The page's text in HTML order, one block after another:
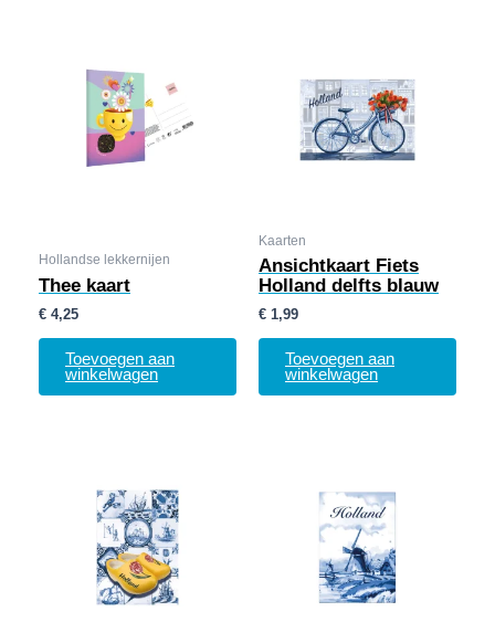
Hollandse lekkernijen
Thee kaart
€ 4,25
Toevoegen aan
winkelwagen
Kaarten
Ansichtkaart Fiets
Holland delfts blauw
€ 1,99
Toevoegen aan
winkelwagen